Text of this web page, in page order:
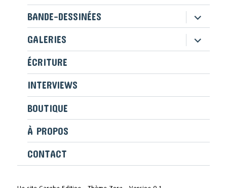
BANDE-DESSINÉES
ouvrir
le
sous-
menu
GALERIES ouvrir
le
ÉCRITURE
INTERVIEWS
BOUTIQUE
À PROPOS
CONTACT